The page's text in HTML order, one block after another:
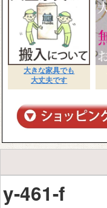
大きな家具でも
大丈夫です
y-461-f